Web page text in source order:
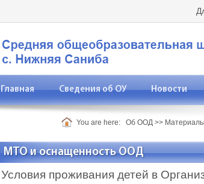
Главная Сведения об ОУ Новости
You are here: Об ООД >>
МТО и оснащенность ООД
Условия проживания детей в